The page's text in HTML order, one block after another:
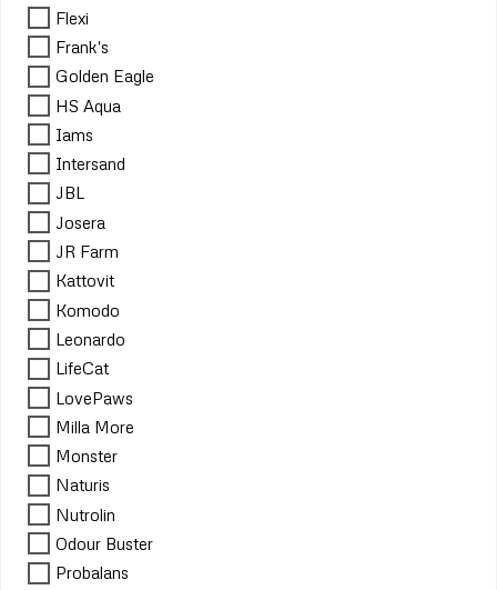
Flexi
Frank's
Golden Eagle
HS Aqua
Iams
Intersand
JBL
Josera
JR Farm
Kattovit
Komodo
Leonardo
LifeCat
LovePaws
Milla More
Monster
Naturis
Nutrolin
Odour Buster
Probalans